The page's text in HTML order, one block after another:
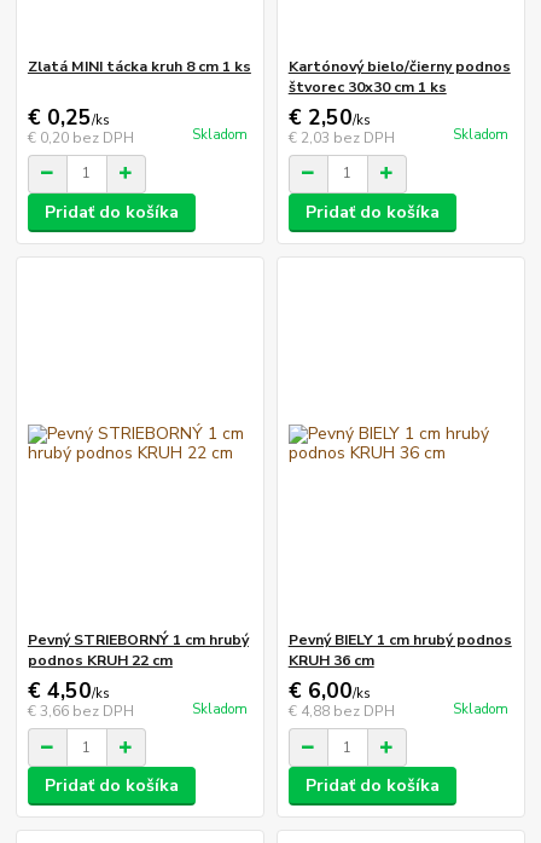
Zlatá MINI tácka kruh 8 cm 1 ks
€ 0,25/ks
€ 0,20 bez DPH Skladom
Pridať do košíka
Kartónový bielo/čierny podnos
štvorec 30x30 cm 1 ks
€ 2,50/ks
€ 2,03 bez DPH Skladom
Pridať do košíka
Pevný STRIEBORNÝ 1 cm hrubý
podnos KRUH 22 cm
€ 4,50/ks
€ 3,66 bez DPH Skladom
Pridať do košíka
Pevný BIELY 1 cm hrubý podnos
KRUH 36 cm
€ 6,00/ks
€ 4,88 bez DPH Skladom
Pridať do košíka